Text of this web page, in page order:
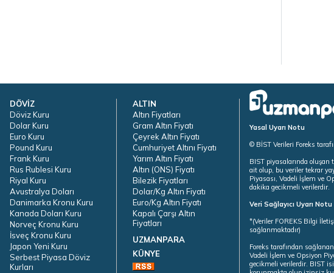
DÖVİZ
Döviz Kuru
Dolar Kuru
Euro Kuru
Pound Kuru
Frank Kuru
Rus Rublesi Kuru
Riyal Kuru
Avustralya Doları
Danimarka Kronu Kuru
Kanada Doları Kuru
Norveç Kronu Kuru
İsveç Kronu Kuru
Japon Yeni Kuru
Serbest Piyasa Döviz
Kurları
ALTIN
Altın Fiyatları
Gram Altın Fiyatı
Çeyrek Altın Fiyatı
Cumhuriyet Altını Fiyatı
Yarım Altın Fiyatı
Altın (ONS) Fiyatı
Bilezik Fiyatları
Dolar/Kg Altın Fiyatı
Euro/Kg Altın Fiyatı
Kapalı Çarşı Altın
Fiyatları
UZMANPARA
KÜNYE
Yasal Uyarı Notu
© BİST Verileri Foreks
BIST piyasalarında
ait olup, bu veriler tekrar
Piyasası, Vadeli İşlem ve
dakika gecikmeli verilerdir.
Veri Sağlayıcı Uyarı Notu
*(Veriler FOREKS Bilgi
sağlanmaktadır)
Foreks tarafından
Vadeli İşlem ve Opsiyon
gecikmeli verilerdir. BIST